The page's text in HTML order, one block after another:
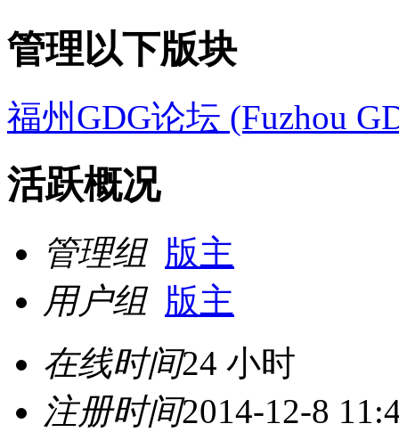
管理以下版块
福州GDG论坛 (Fuzhou
活跃概况
管理组 版主
用户组 版主
在线时间24 小时
注册时间2014-12-8